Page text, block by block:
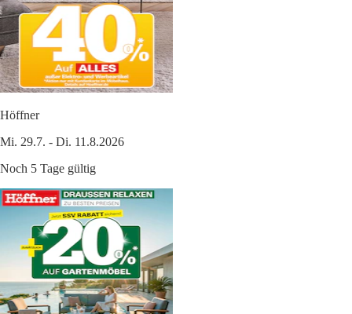
Höffner
Mi. 29.7. - Di. 11.8.2026
Noch 5 Tage gültig